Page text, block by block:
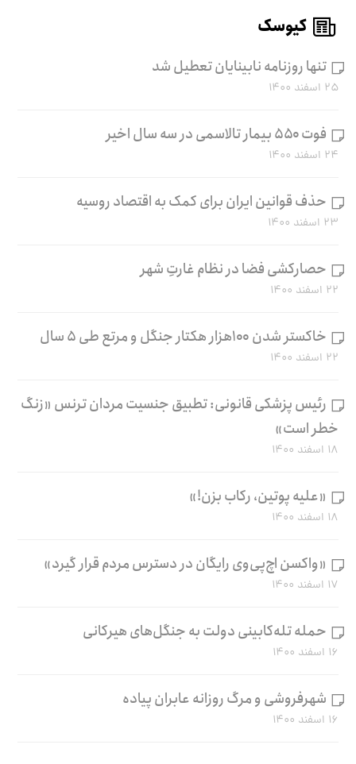
کیوسک
تنها روزنامه نابینایان تعطیل شد
۲۵ اسفند ۱۴۰۰
فوت ۵۵۰ بیمار تالاسمی در سه سال اخیر
۲۴ اسفند ۱۴۰۰
حذف قوانین ایران برای کمک به اقتصاد روسیه
۲۳ اسفند ۱۴۰۰
حصارکشی فضا در نظام غارتِ شهر
۲۲ اسفند ۱۴۰۰
خاکستر شدن ۱۰۰هزار هکتار جنگل و مرتع طی ۵ سال
۲۲ اسفند ۱۴۰۰
رئیس پزشکی قانونی: تطبیق جنسیت مردان ترنس «زنگ
خطر است»
۱۸ اسفند ۱۴۰۰
«علیه پوتین، رکاب بزن!»
۱۸ اسفند ۱۴۰۰
«واکسن اچ‌پی‌وی رایگان در دسترس مردم قرار گیرد»
۱۷ اسفند ۱۴۰۰
حمله تله‌کابینی دولت به جنگل‌های هیرکانی
۱۶ اسفند ۱۴۰۰
شهرفروشی و مرگ روزانه عابران پیاده
۱۶ اسفند ۱۴۰۰